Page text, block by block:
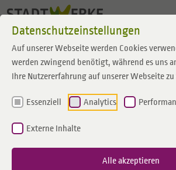
Datenschutzeinstellungen
Auf unserer Webseite werden Cookies
werden zwingend benötigt, während es uns
Ihre Nutzererfahrung auf unserer Webseite zu
Essenziell Analytics
Externe Inhalte
Alle akzeptieren
Zum Inhalt springen